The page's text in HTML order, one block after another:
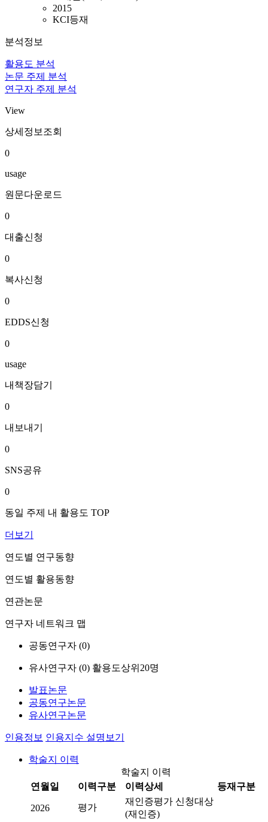
2015
KCI등재
분석정보
활용도 분석
논문 주제 분석
연구자 주제 분석
View
상세정보조회
0
usage
원문다운로드
0
대출신청
0
복사신청
0
EDDS신청
0
usage
내책장담기
0
내보내기
0
SNS공유
0
동일 주제 내 활용도 TOP
더보기
연도별 연구동향
연도별 활용동향
연관논문
연구자 네트워크 맵
공동연구자 (0)
유사연구자 (0) 활용도상위20명
발표논문
공동연구논문
유사연구논문
인용정보 인용지수 설명보기
학술지 이력
학술지 이력
연월일
이력구분 이력상세 등재구분
2026 평가
재인증평가 신청대상
(재인증)